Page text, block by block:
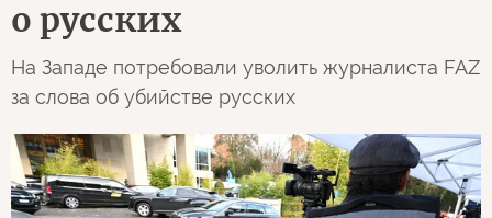
о русских
На Западе потребовали уволить журналиста FAZ
за слова об убийстве русских